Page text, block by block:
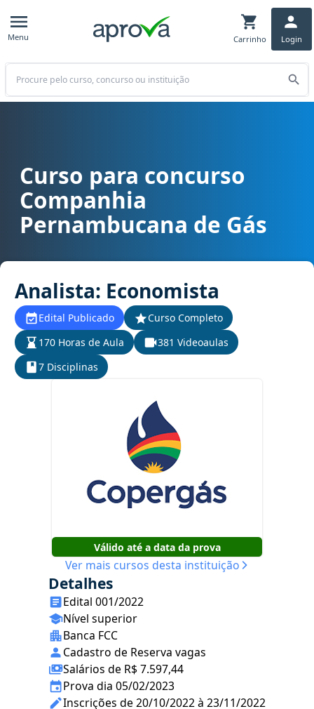
Menu Carrinho Login
Buscar
Curso para concurso COPERGÁS (PE) - Companhia
Curso para concurso
Companhia
Pernambucana de Gás
Analista: Economista
Edital Publicado
Curso Completo
170 Horas de Aula
381 Videoaulas
7 Disciplinas
Válido até a data da prova
Ver mais cursos desta instituição
Detalhes
Edital 001/2022
Nível superior
Banca FCC
Cadastro de Reserva vagas
Salários de R$ 7.597,44
Prova dia 05/02/2023
Inscrições de 20/10/2022 à 23/11/2022